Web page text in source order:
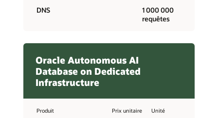
DNS
1 000 000
requêtes
Oracle Autonomous AI
Database on Dedicated
Infrastructure
Produit Prix unitaire Unité